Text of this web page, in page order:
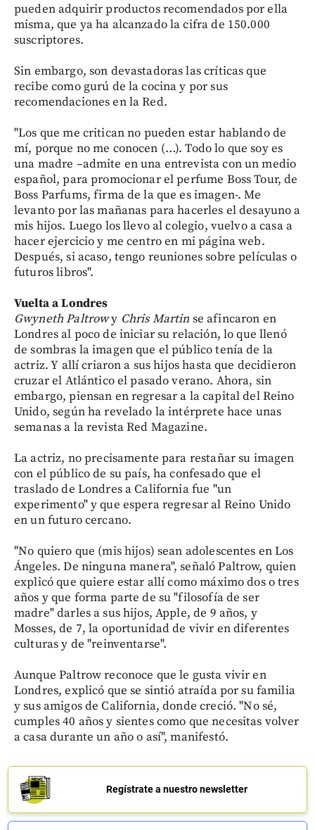
pueden adquirir productos recomendados por ella
misma, que ya ha alcanzado la cifra de 150.000
suscriptores.
Sin embargo, son devastadoras las críticas que
recibe como gurú de la cocina y por sus
recomendaciones en la Red.
"Los que me critican no pueden estar hablando de
mí, porque no me conocen (…). Todo lo que soy es
una madre –admite en una entrevista con un medio
español, para promocionar el perfume Boss Tour, de
Boss Parfums, firma de la que es imagen-. Me
levanto por las mañanas para hacerles el desayuno a
mis hijos. Luego los llevo al colegio, vuelvo a casa a
hacer ejercicio y me centro en mi página web.
Después, si acaso, tengo reuniones sobre películas o
futuros libros".
Vuelta a Londres
GwynethPaltrowy Chris Martin se afincaron en
Londres al poco de iniciar su relación, lo que llenó
de sombras la imagen que el público tenía de la
actriz. Y allí criaron a sus hijos hasta que decidieron
cruzar el Atlántico el pasado verano. Ahora, sin
embargo, piensan en regresar a la capital del Reino
Unido, según ha revelado la intérprete hace unas
semanas a la revista Red Magazine.
La actriz, no precisamente para restañar su imagen
con el público de su país, ha confesado que el
traslado de Londres a California fue "un
experimento" y que espera regresar al Reino Unido
en un futuro cercano.
"No quiero que (mis hijos) sean adolescentes en Los
Ángeles. De ninguna manera", señaló Paltrow, quien
explicó que quiere estar allí como máximo dos o tres
años y que forma parte de su "filosofía de ser
madre" darles a sus hijos, Apple, de 9 años, y
Mosses, de 7, la oportunidad de vivir en diferentes
culturas y de "reinventarse".
Aunque Paltrow reconoce que le gusta vivir en
Londres, explicó que se sintió atraída por su familia
y sus amigos de California, donde creció. "No sé,
cumples 40 años y sientes como que necesitas volver
a casa durante un año o así", manifestó.
Regístrate a nuestro newsletter